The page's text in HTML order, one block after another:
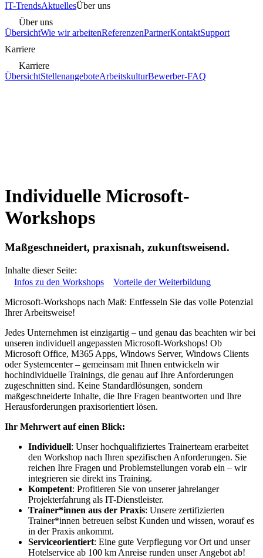
IT-TrendsAktuellesÜber uns
Über uns
ÜbersichtWie wir arbeitenReferenzenPartnerKontaktSupport
Karriere
Karriere
ÜbersichtStellenangeboteArbeitskulturBewerber-FAQ
Individuelle Microsoft-
Workshops
Maßgeschneidert, praxisnah, zukunftsweisend.
Inhalte dieser Seite:
Infos zu den Workshops
Vorteile der Weiterbildung
Microsoft-Workshops nach Maß: Entfesseln Sie das volle Potenzial
Ihrer Arbeitsweise!
Jedes Unternehmen ist einzigartig – und genau das beachten wir bei
unseren individuell angepassten Microsoft-Workshops! Ob
Microsoft Office, M365 Apps, Windows Server, Windows Clients
oder Systemcenter – gemeinsam mit Ihnen entwickeln wir
hochindividuelle Trainings, die genau auf Ihre Anforderungen
zugeschnitten sind. Keine Standardlösungen, sondern
maßgeschneiderte Inhalte, die Ihre Fragen beantworten und Ihre
Herausforderungen praxisorientiert lösen.
Ihr Mehrwert auf einen Blick:
Individuell: Unser hochqualifiziertes Trainerteam erarbeitet
den Workshop nach Ihren spezifischen Anforderungen. Sie
reichen Ihre Fragen und Problemstellungen vorab ein – wir
integrieren sie direkt ins Training.
Kompetent: Profitieren Sie von unserer jahrelanger
Projekterfahrung als IT-Dienstleister.
Trainer*innen aus der Praxis: Unsere zertifizierten
Trainer*innen betreuen selbst Kunden und wissen, worauf es
in der Praxis ankommt.
Serviceorientiert: Eine gute Verpflegung vor Ort und unser
Hotelservice ab 100 km Anreise runden unser Angebot ab!